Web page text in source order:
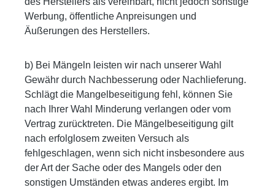
Werbung, öffentliche Anpreisungen und
Äußerungen des Herstellers.
b) Bei Mängeln leisten wir nach unserer Wahl
Gewähr durch Nachbesserung oder Nachlieferung.
Schlägt die Mangelbeseitigung fehl, können Sie
nach Ihrer Wahl Minderung verlangen oder vom
Vertrag zurücktreten. Die Mängelbeseitigung gilt
nach erfolglosem zweiten Versuch als
fehlgeschlagen, wenn sich nicht insbesondere aus
der Art der Sache oder des Mangels oder den
sonstigen Umständen etwas anderes ergibt. Im